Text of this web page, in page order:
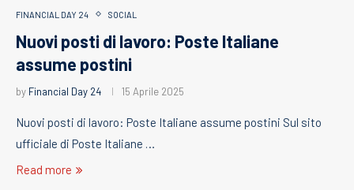
FINANCIAL DAY 24 SOCIAL
Nuovi posti di lavoro: Poste Italiane
assume postini
by Financial Day 24 15 Aprile 2025
Nuovi posti di lavoro: Poste Italiane assume postini Sul sito
ufficiale di Poste Italiane …
Read more